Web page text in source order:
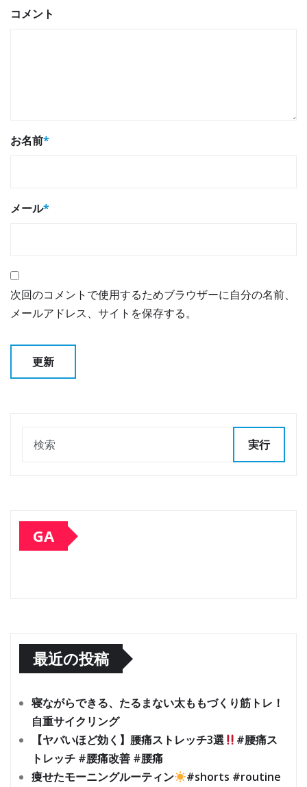
コメント
お名前*
メール*
次回のコメントで使用するためブラウザーに自分の名前、
メールアドレス、サイトを保存する。
実行
GA
最近の投稿
寝ながらできる、たるまない太ももづくり筋トレ！
自重サイクリング
【ヤバいほど効く】腰痛ストレッチ3選
#腰痛ス
トレッチ #腰痛改善 #腰痛
痩せたモーニングルーティン
#shorts #routine